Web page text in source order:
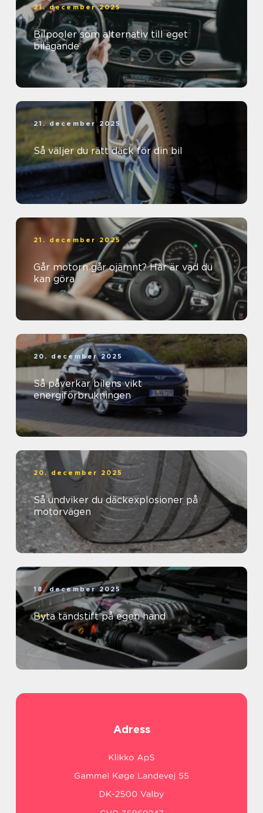
21. december 2025
Bilpooler som alternativ till eget
bilägande
21. december 2025
Så väljer du rätt däck för din bil
21. december 2025
Går motorn går ojämnt? Här är vad du
kan göra
20. december 2025
Så påverkar bilens vikt
energiförbrukningen
20. december 2025
Så undviker du däckexplosioner på
motorvägen
18. december 2025
Byta tändstift på egen hand
Adress